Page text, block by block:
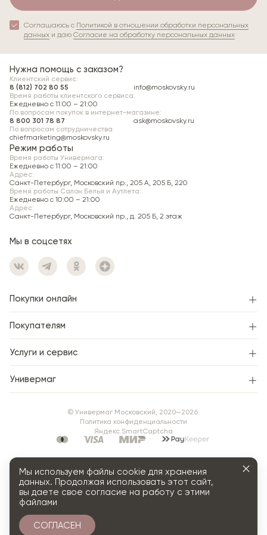
Вы можете примерить вещи при доставке и
оплатить только те, которые подошли.
допускается присутствие курьера.
Владельцы карт Premium могут получить
консультацию продавца-стилиста во время
доставки.
Самовывоз
Пункт самовывоза:
Санкт-Петербург, Московский пр., д. 205, литера А,
Женский зал.
Хранение неоплаченного заказа —
подтверждения.
Соглашаюсь с Политикой в отношении обработки персональных
данных и даю Согласие на обработку персональных данных
Нужна помощь с заказом?
Клиентский сервис:
8 (812) 702 80 55
info@moskovsky.ru
Время работы клиентского сервиса:
Ежедневно с 11:00 – 21:00
По вопросам сотрудничества:
chiefmarketing@moskovsky.ru
По вопросам покупок в интернет-магазине:
8 800 301 78 87
ask@moskovsky.ru
Режим работы
Время работы Универмага:
Ежедневно c 11:00 – 21:00
Адрес:
Санкт-Петербург, Московский пр., 205 А, 205 Б, 220
Время работы Салон Белья и Аутлета:
Ежедневно c 10:00 – 21:00
Адрес:
Санкт-Петербург, Московский пр., д. 205 Б, 2 этаж
Мы в соцсетях
Покупки онлайн
Покупателям
Услуги и сервис
Универмаг
© Универмаг Московский, 2020—2026.
Политика конфиденциальности
Яндекс SmartCaptcha
Мы используем файлы cookie для хранения
данных. Продолжая использовать этот сайт,
вы даете свое согласие на работу с этими
файлами
СОГЛАСЕН